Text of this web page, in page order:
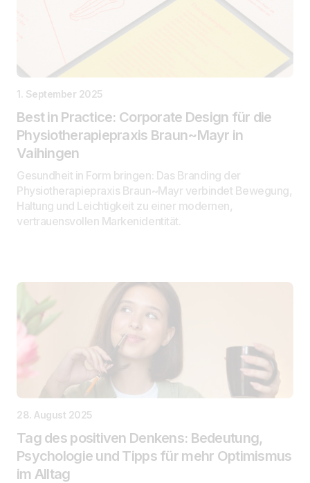
1. September 2025
Best in Practice: Corporate Design für die
Physiotherapiepraxis Braun~Mayr in
Vaihingen
Gesundheit in Form bringen: Das Branding der
Physiotherapiepraxis Braun~Mayr verbindet Bewegung,
Haltung und Leichtigkeit zu einer modernen,
vertrauensvollen Markenidentität.
28. August 2025
Tag des positiven Denkens: Bedeutung,
Psychologie und Tipps für mehr Optimismus
im Alltag